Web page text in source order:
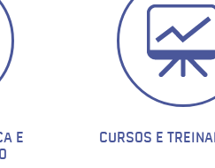
E
CURSOS E